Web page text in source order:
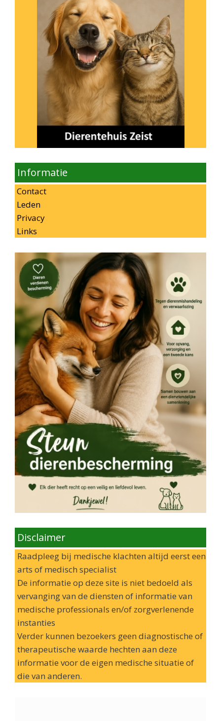
Informatie
Contact
Leden
Privacy
Links
Disclaimer
Raadpleeg bij medische klachten altijd eerst een
arts of medisch specialist
De informatie op deze site is niet bedoeld als
vervanging van de diensten of informatie van
medische professionals en/of zorgverlenende
instanties
Verder kunnen bezoekers geen diagnostische of
therapeutische waarde hechten aan deze
informatie voor de eigen medische situatie of
die van anderen.